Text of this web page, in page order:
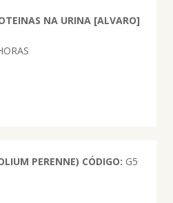
NA URINA [ALVARO]
PERENNE) CÓDIGO: G5